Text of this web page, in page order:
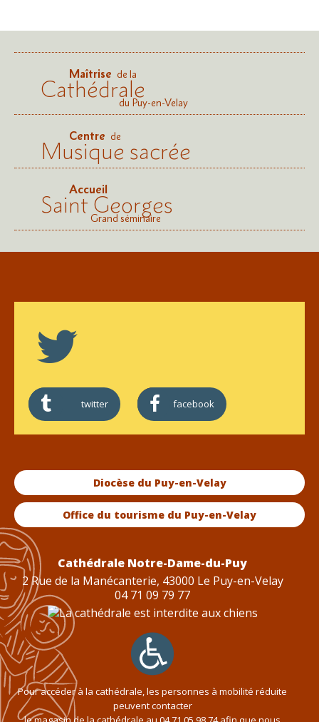
Maîtrise de la
Cathédraledu Puy-en-Velay
Centre de
Musique sacrée
Accueil
Saint Georges
Grand séminaire
twitter facebook
Diocèse du Puy-en-Velay
Office du tourisme du Puy-en-Velay
Cathédrale Notre-Dame-du-Puy
2 Rue de la Manécanterie, 43000 Le Puy-en-Velay
04 71 09 79 77
Pour accéder à la cathédrale, les personnes à mobilité réduite
peuvent contacter